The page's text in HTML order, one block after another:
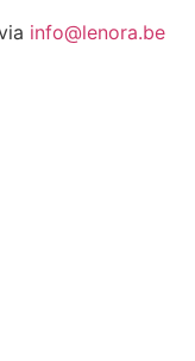
info@lenora.be